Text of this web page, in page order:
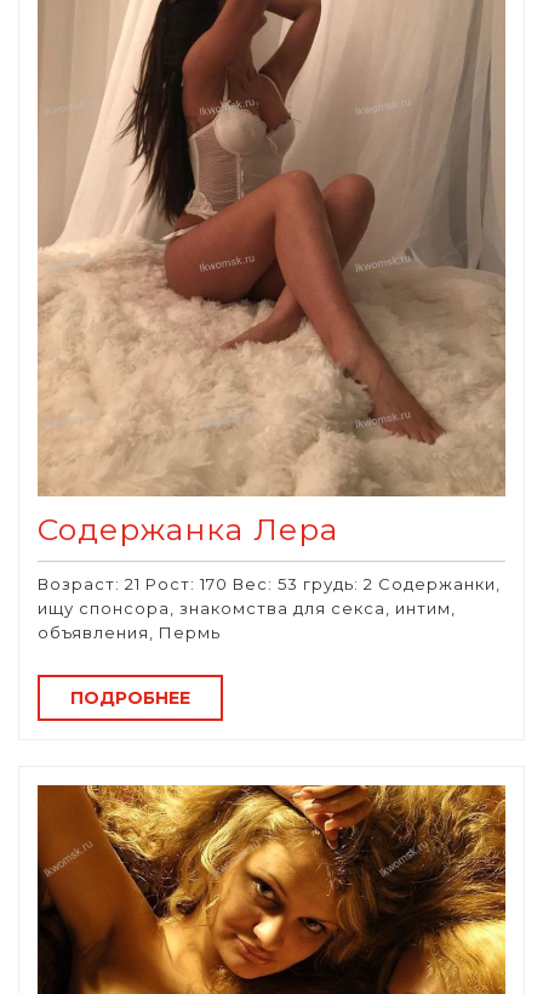
Содержанка Лера
Возраст: 21 Рост: 170 Вес: 53 грудь: 2 Содержанки,
ищу спонсора, знакомства для секса, интим,
объявления, Пермь
ПОДРОБНЕЕ